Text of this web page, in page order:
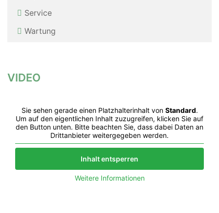
Service
Wartung
VIDEO
Sie sehen gerade einen Platzhalterinhalt von Standard.
Um auf den eigentlichen Inhalt zuzugreifen, klicken Sie auf
den Button unten. Bitte beachten Sie, dass dabei Daten an
Drittanbieter weitergegeben werden.
Inhalt entsperren
Weitere Informationen